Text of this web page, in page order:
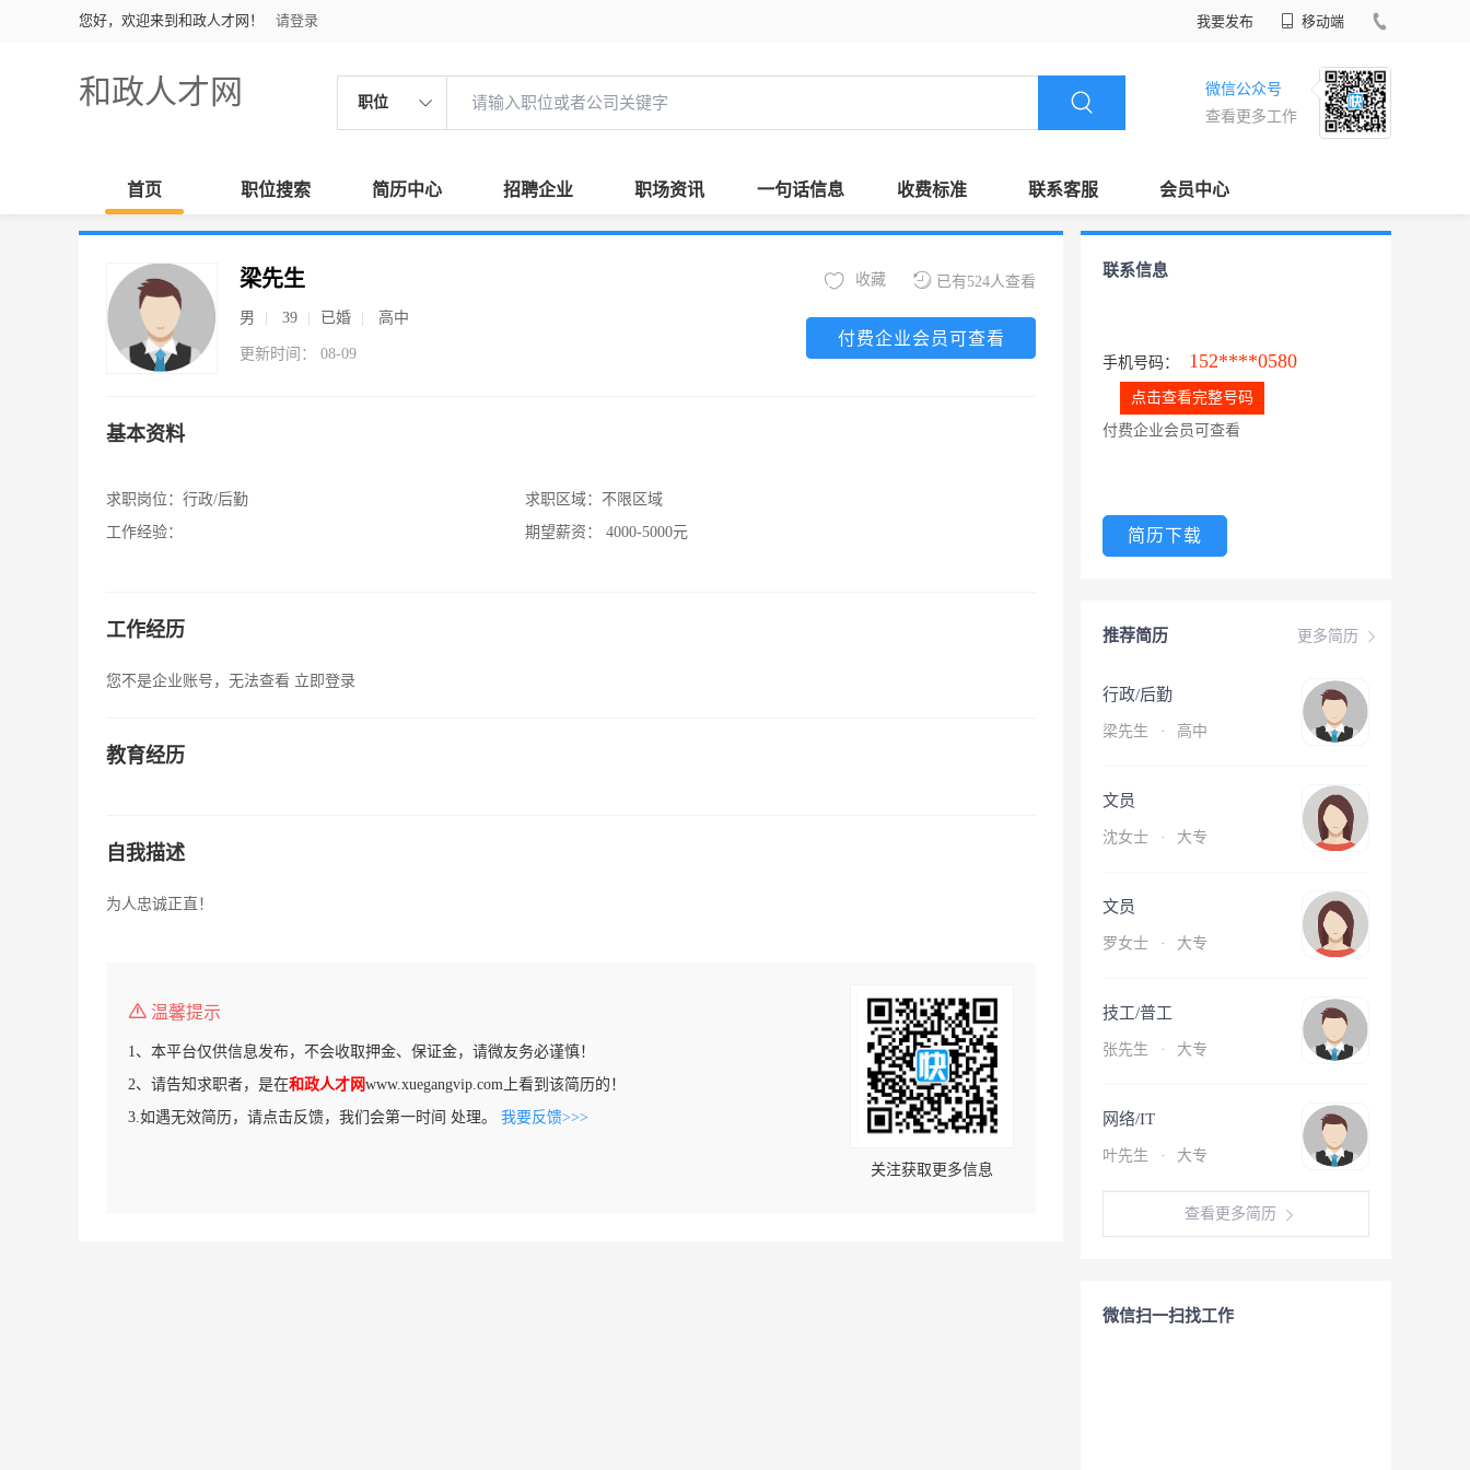
您好，欢迎来到和政人才网！ 请登录 我要发布 移动端
和政人才网 职位
微信公众号
查看更多工作
首页 职位搜索 简历中心 招聘企业 职场资讯 一句话信息 收费标准 联系客服 会员中心
梁先生
男 39 已婚 高中
更新时间： 08-09
已有524人查看
收藏
付费企业会员可查看
基本资料
求职岗位： 行政/后勤
工作经验：
求职区域： 不限区域
期望薪资：
4000-5000元
工作经历
您不是企业账号，无法查看 立即登录
教育经历
自我描述
为人忠诚正直！
温馨提示
1、本平台仅供信息发布，不会收取押金、保证金，请微友务必谨慎！
2、请告知求职者，是在和政人才网www.xuegangvip.com上看到该简历的！
3.如遇无效简历，请点击反馈，我们会第一时间 处理。 我要反馈>>>
关注获取更多信息
联系信息
手机号码： 152****0580
点击查看完整号码
付费企业会员可查看
简历下载
更多简历
推荐简历
行政/后勤
梁先生 · 高中
文员
沈女士 · 大专
文员
罗女士 · 大专
技工/普工
张先生 · 大专
网络/IT
叶先生 · 大专
查看更多简历
微信扫一扫找工作